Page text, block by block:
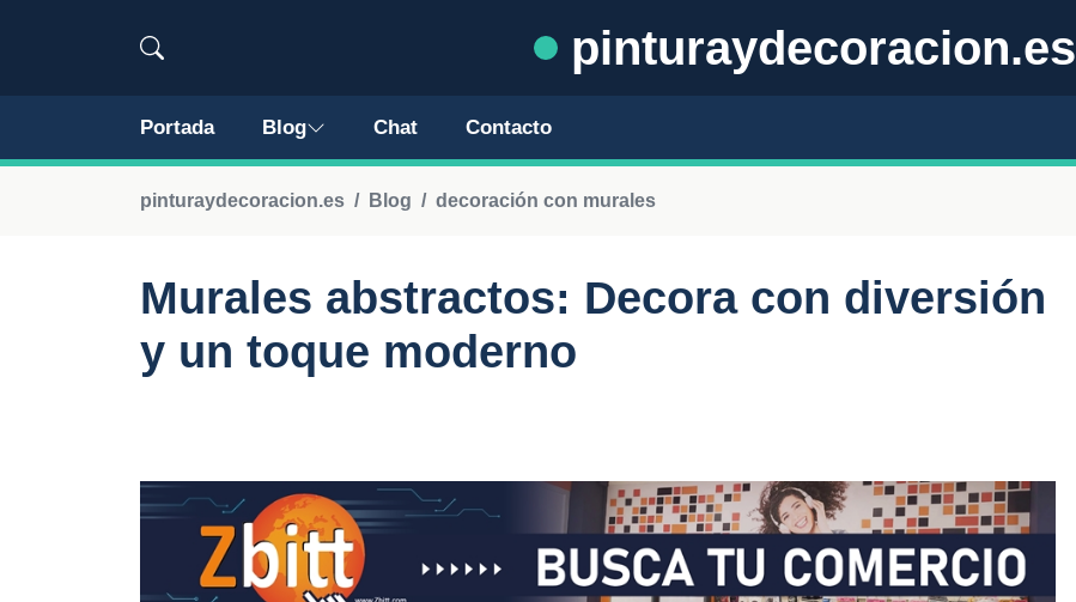
pinturaydecoracion.es
Portada Blog Chat Contacto
pinturaydecoracion.es Blog decoración con murales
Murales abstractos: Decora con diversión
y un toque moderno